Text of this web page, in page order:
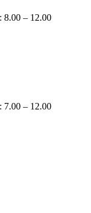
8.00 – 12.00
7.00 – 12.00